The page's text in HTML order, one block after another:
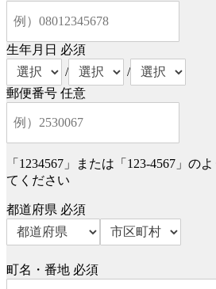
生年月日 必須
/
/
郵便番号 任意
「1234567」または「123-4567」の
てください
都道府県 必須
町名・番地 必須